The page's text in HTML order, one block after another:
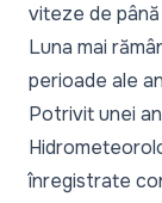
viteze de
Luna mai
perioade ale
Potrivit unei
înregistrate